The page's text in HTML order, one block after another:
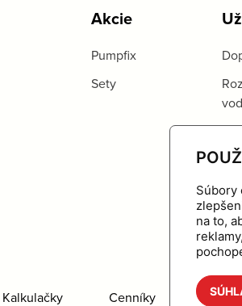
Súbory
na to,
Akcie
Pumpfix
Sety
Kalkulačky Cenníky Na